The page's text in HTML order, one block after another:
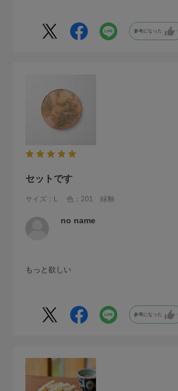
参考になった
セットです
サイズ：L 色：201 緑釉
no name
もっと欲しい
参考になった